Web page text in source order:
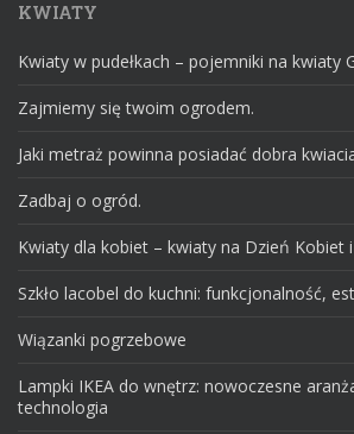
KWIATY
Kwiaty w pudełkach – pojemniki na kwiaty
Zajmiemy się twoim ogrodem.
Jaki metraż powinna posiadać dobra
Zadbaj o ogród.
Kwiaty dla kobiet – kwiaty na Dzień Kobiet
Szkło lacobel do kuchni: funkcjonalność,
Wiązanki pogrzebowe
Lampki IKEA do wnętrz: nowoczesne
technologia